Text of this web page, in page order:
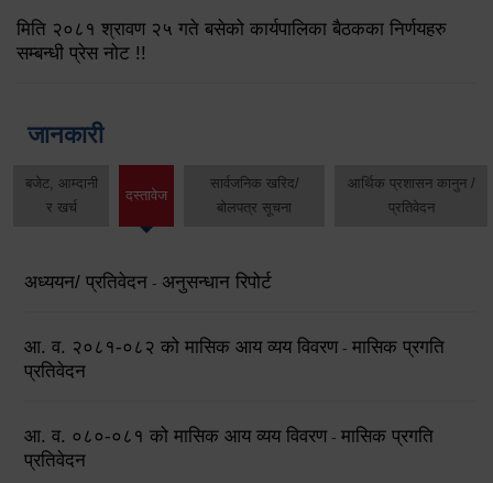
मिति २०८१ श्रावण २५ गते बसेको कार्यपालिका बैठकका निर्णयहरु
सम्बन्धी प्रेस नोट !!
जानकारी
बजेट, आम्दानी
र खर्च
दस्तावेज
सार्वजनिक खरिद/
बोलपत्र सूचना
आर्थिक प्रशासन कानुन /
प्रतिवेदन
अध्ययन/ प्रतिवेदन - अनुसन्धान रिपोर्ट
आ. व. २०८१-०८२ को मासिक आय व्यय विवरण - मासिक प्रगति
प्रतिवेदन
आ. व. ०८०-०८१ को मासिक आय व्यय विवरण - मासिक प्रगति
प्रतिवेदन